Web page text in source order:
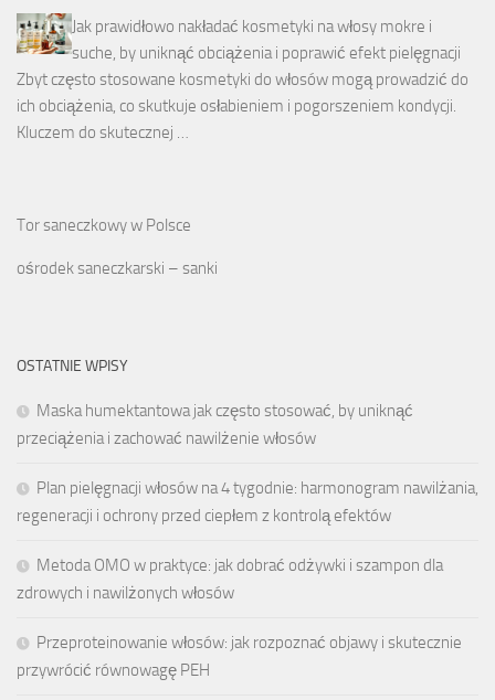
Jak prawidłowo nakładać kosmetyki na włosy mokre i
suche, by uniknąć obciążenia i poprawić efekt pielęgnacji
Zbyt często stosowane kosmetyki do włosów mogą prowadzić do
ich obciążenia, co skutkuje osłabieniem i pogorszeniem kondycji.
Kluczem do skutecznej …
Tor saneczkowy w Polsce
ośrodek saneczkarski – sanki
OSTATNIE WPISY
Maska humektantowa jak często stosować, by uniknąć
przeciążenia i zachować nawilżenie włosów
Plan pielęgnacji włosów na 4 tygodnie: harmonogram nawilżania,
regeneracji i ochrony przed ciepłem z kontrolą efektów
Metoda OMO w praktyce: jak dobrać odżywki i szampon dla
zdrowych i nawilżonych włosów
Przeproteinowanie włosów: jak rozpoznać objawy i skutecznie
przywrócić równowagę PEH